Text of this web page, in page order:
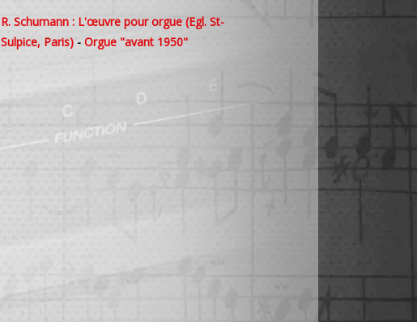
R. Schumann : L'œuvre pour orgue (Egl. St-
Sulpice, Paris)- Orgue "avant 1950"